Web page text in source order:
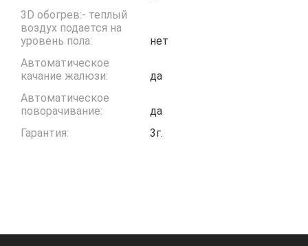
3D обогрев:- теплый
воздух подается на
уровень пола:
нет
Автоматическое
качание жалюзи:
да
Автоматическое
поворачивание:
да
Гарантия:
3г.